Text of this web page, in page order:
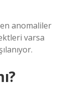
anomaliler
varsa